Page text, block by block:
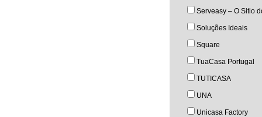
Serveasy – O Sitio
Soluções Ideais
Square
TuaCasa Portugal
TUTICASA
UNA
Unicasa Factory